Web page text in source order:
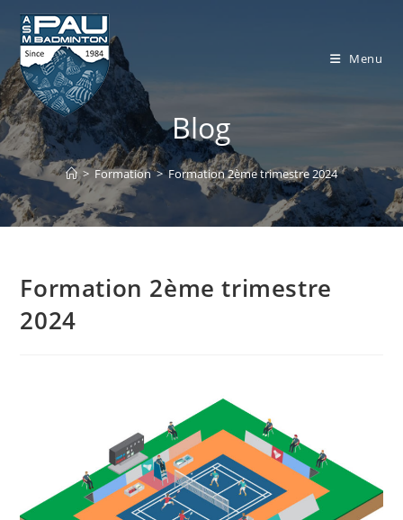
Skip
content
Menu
Blog
> Formation > Formation 2ème trimestre 2024
Formation 2ème trimestre
2024